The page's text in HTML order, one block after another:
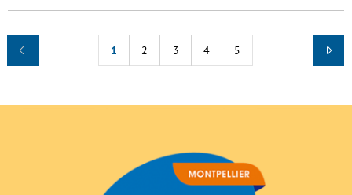
1 2 3 4 5